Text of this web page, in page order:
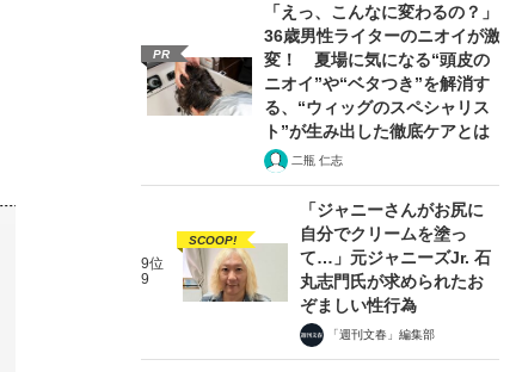
PR
「えっ、こんなに変わるの？」
36歳男性ライターのニオイが激
変！ 夏場に気になる“頭皮の
ニオイ”や“ベタつき”を解消す
る、“ウィッグのスペシャリス
ト”が生み出した徹底ケアとは
二瓶 仁志
9位
9
SCOOP!
「ジャニーさんがお尻に
自分でクリームを塗っ
て…」元ジャニーズJr. 石
丸志門氏が求められたお
ぞましい性行為
「週刊文春」編集部